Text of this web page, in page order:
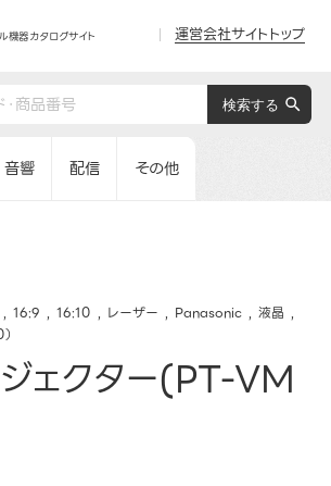
機器カタログサイト 運営会社サイトトップ
音響 配信 その他
16:9 16:10 レーザー Panasonic
液晶
ェクター(PT-VM